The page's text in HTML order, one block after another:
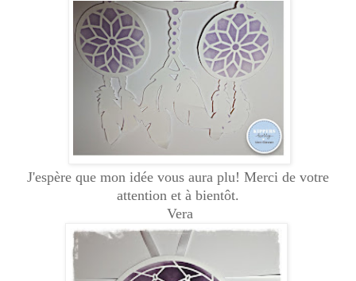
J'espère que mon idée vous aura plu! Merci de votre
attention et à bientôt.
Vera